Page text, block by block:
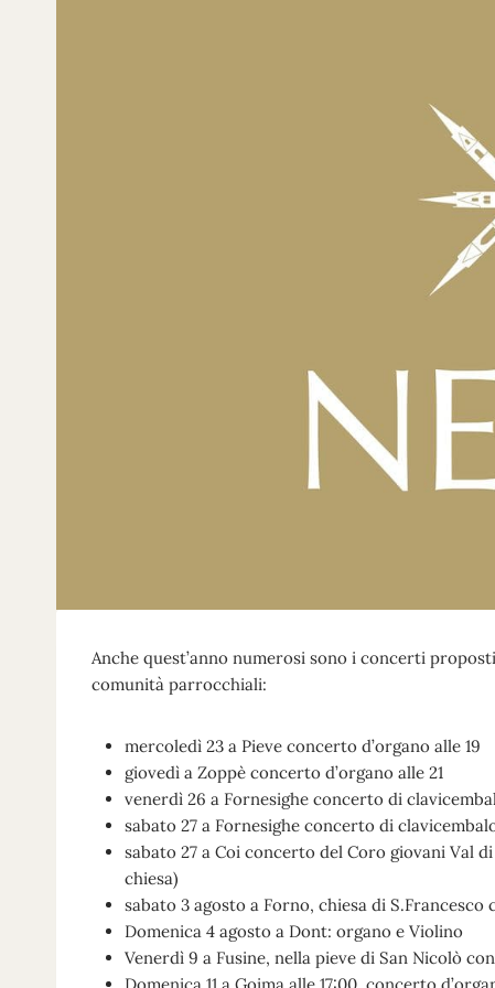
Anche quest’anno numerosi sono i concerti
comunità parrocchiali:
mercoledì 23 a Pieve concerto d’organo alle 19
giovedì a Zoppè concerto d’organo alle 21
venerdì 26 a Fornesighe concerto di
sabato 27 a Fornesighe concerto di
sabato 27 a Coi concerto del Coro giovani Val
chiesa)
sabato 3 agosto a Forno, chiesa di
Domenica 4 agosto a Dont: organo e Violino
Venerdì 9 a Fusine, nella pieve di San Nicolò